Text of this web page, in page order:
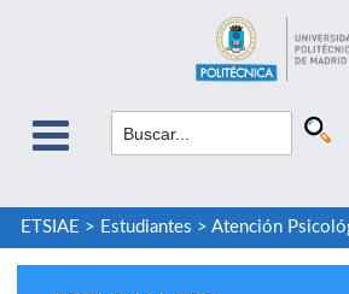
ETSIAE > Estudiantes > Atención